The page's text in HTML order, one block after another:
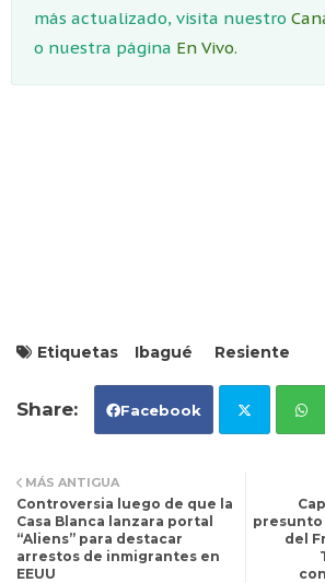
más actualizado, visita nuestro
o nuestra página En Vivo.
Etiquetas Ibagué Resiente
Facebook
ats
presunto
del
MÁS ANTIGUA
Controversia luego de que la
Casa Blanca lanzara portal
“Aliens” para destacar
arrestos de inmigrantes en
EEUU